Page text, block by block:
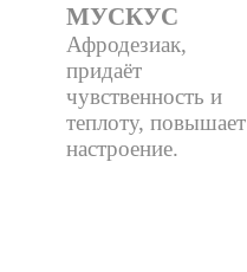
МУСКУС
Афродезиак,
придаёт
чувственность и
теплоту, повышает
настроение.